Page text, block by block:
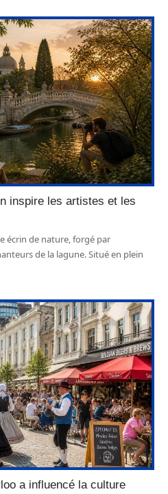
inspire les artistes et les
écrin de nature, forgé par
de la lagune. Situé en plein
a influencé la culture